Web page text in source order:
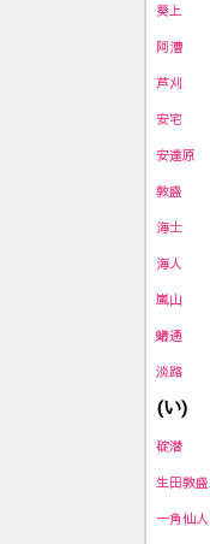
葵上
阿漕
芦刈
安宅
安達原
敦盛
海士
海人
嵐山
蟻通
淡路
(い)
碇潜
生田敦盛
一角仙人